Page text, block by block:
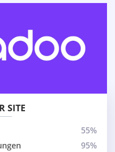
SITE
55%
95%